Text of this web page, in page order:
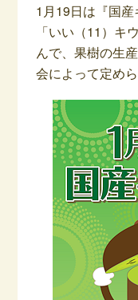
1月19日は『国産
「いい（11）キ
んで、果樹の生
会によって定めら